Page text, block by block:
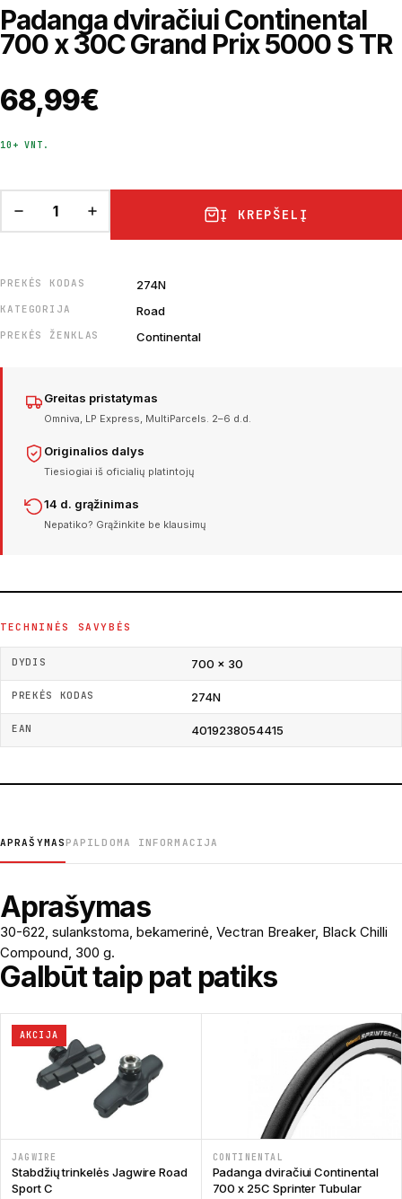
Padanga dviračiui Continental
700 x 30C Grand Prix 5000 S TR
68,99€
10+ VNT.
Į KREPŠELĮ
PREKĖS KODAS 274N
KATEGORIJA Road
PREKĖS ŽENKLAS Continental
Greitas pristatymas
Omniva, LP Express, MultiParcels. 2–6 d.d.
Originalios dalys
Tiesiogiai iš oficialių platintojų
14 d. grąžinimas
Nepatiko? Grąžinkite be klausimų
TECHNINĖS SAVYBĖS
DYDIS 700 × 30
PREKĖS KODAS 274N
EAN 4019238054415
APRAŠYMAS PAPILDOMA INFORMACIJA
Aprašymas
30-622, sulankstoma, bekamerinė, Vectran Breaker, Black Chilli
Compound, 300 g.
Galbūt taip pat patiks
AKCIJA
JAGWIRE
Stabdžių trinkelės Jagwire Road
Sport C
CONTINENTAL
Padanga dviračiui Continental
700 x 25C Sprinter Tubular